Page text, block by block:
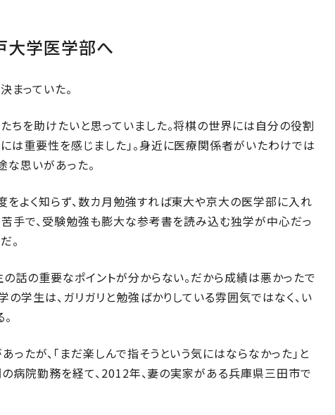
大学医学部へ
まっていた。
ちを助けたいと思っていました。将棋の世界には自分の役割
は重要性を感じました」。身近に医療関係者がいたわけでは
な思いがあった。
をよく知らず、数カ月勉強すれば東大や京大の医学部に入れ
苦手で、受験勉強も膨大な参考書を読み込む独学が中心だっ
。
話の重要なポイントが分からない。だから成績は悪かったで
の学生は、ガリガリと勉強ばかりしている雰囲気ではなく、い
たが、「まだ楽しんで指そうという気にはならなかった」と
病院勤務を経て、2012年、妻の実家がある兵庫県三田市で